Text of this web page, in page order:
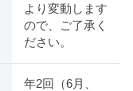
より変動します
ので、ご了承く
ださい。
年2回（6月、